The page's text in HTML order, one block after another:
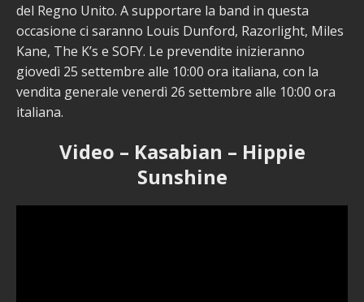
del Regno Unito. A supportare la band in questa
occasione ci saranno Louis Dunford, Razorlight, Miles
Kane, The K’s e SOFY. Le prevendite inizieranno
giovedì 25 settembre alle 10:00 ora italiana, con la
vendita generale venerdì 26 settembre alle 10:00 ora
italiana.
Video – Kasabian – Hippie
Sunshine